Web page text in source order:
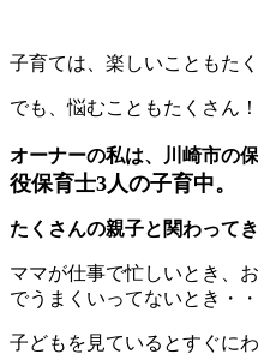
子育ては、楽しいこともたく
でも、悩むこともたくさん！
オーナーの私は、川崎市の
役保育士3人の子育中。
たくさんの親子と関わってき
ママが仕事で忙しいとき、
でうまくいってないとき・・
子どもを見ているとすぐにわ